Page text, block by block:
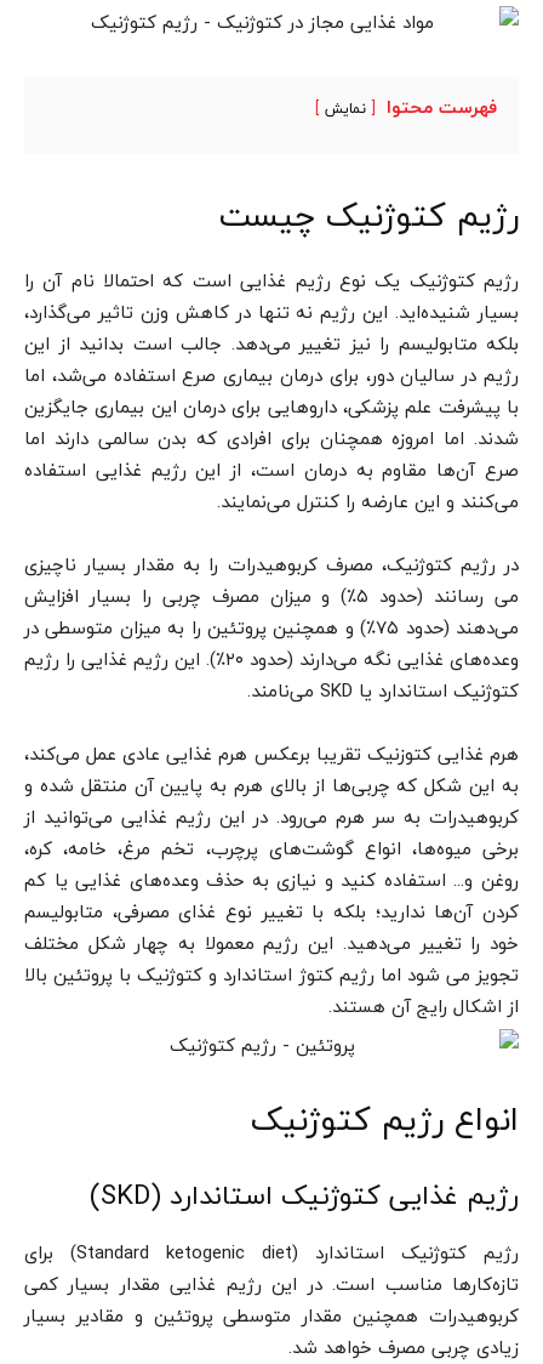
فهرست محتوا نمایش
رژیم کتوژنیک چیست
رژیم کتوژنیک یک نوع رژیم غذایی است که احتمالا نام آن را
بسیار شنیده‌اید. این رژیم نه تنها در کاهش وزن تاثیر می‌گذارد،
بلکه متابولیسم را نیز تغییر می‌دهد. جالب است بدانید از این
رژیم در سالیان دور، برای درمان بیماری صرع استفاده می‌شد، اما
با پیشرفت علم پزشکی، داروهایی برای درمان این بیماری جایگزین
شدند. اما امروزه همچنان برای افرادی که بدن سالمی دارند اما
صرع آن‌ها مقاوم به درمان است، از این رژیم غذایی استفاده
می‌کنند و این عارضه را کنترل می‌نمایند.
در رژیم کتوژنیک، مصرف کربوهیدرات را به مقدار بسیار ناچیزی
می رسانند (حدود ۵٪) و میزان مصرف چربی را بسیار افزایش
می‌دهند (حدود ۷۵٪) و همچنین پروتئین را به میزان متوسطی در
وعده‌های غذایی نگه می‌دارند (حدود ۲۰٪). این رژیم غذایی را رژیم
کتوژنیک استاندارد یا SKD می‌نامند.
هرم غذایی کتوزنیک تقریبا برعکس هرم غذایی عادی عمل می‌کند،
به این شکل که چربی‌ها از بالای هرم به پایین آن منتقل شده و
کربوهیدرات به سر هرم می‌رود. در این رژیم غذایی می‌توانید از
برخی میوه‌ها، انواع گوشت‌های پرچرب، تخم مرغ، خامه، کره،
روغن و… استفاده کنید و نیازی به حذف وعده‌های غذایی یا کم
کردن آن‌ها ندارید؛ بلکه با تغییر نوع غذای مصرفی، متابولیسم
خود را تغییر می‌دهید. این رژیم معمولا به چهار شکل مختلف
تجویز می شود اما رژیم کتوژ استاندارد و کتوژنیک با پروتئین بالا
از اشکال رایج آن هستند.
انواع رژیم کتوژنیک
رژیم غذایی کتوژنیک استاندارد (SKD)
رژیم کتوژنیک استاندارد (Standard ketogenic diet) برای
تازه‌کارها مناسب است. در این رژیم غذایی مقدار بسیار کمی
کربوهیدرات همچنین مقدار متوسطی پروتئین و مقادیر بسیار
زیادی چربی مصرف خواهد شد.